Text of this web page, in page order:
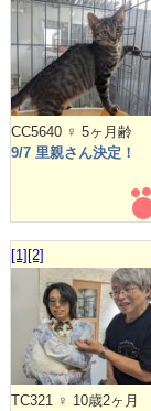
CC5640 ♀ 5ヶ月齢
9/7 里親さん決定！
[1] [2]
TC321 ♀ 10歳2ヶ月